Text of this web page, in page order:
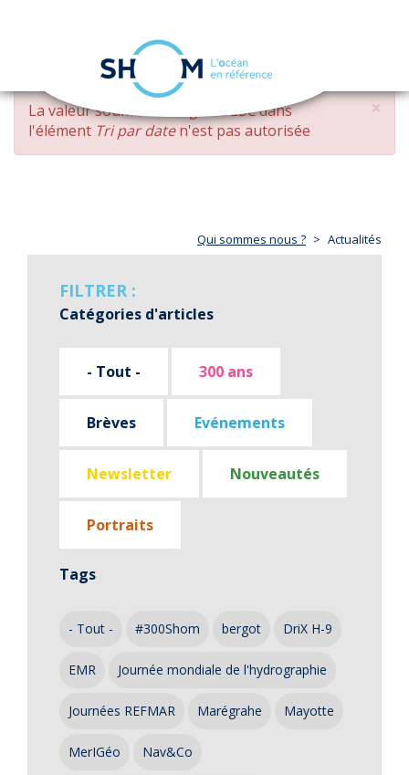
Aller
contenu
principal
navigation
×
MESSAGE
D'ERREUR
La valeur soumise changed DESCdans
l'élément Tri par daten'est pas autorisée
Qui sommes nous ? Actualités
FILTRER :
Catégories d'articles
- Tout - 300 ans
Brèves Evénements
Newsletter Nouveautés
Portraits
Tags
- Tout - #300Shom bergot DriX H-9
EMR Journée mondiale de l'hydrographie
Journées REFMAR Marégrahe Mayotte
MerIGéo Nav&Co